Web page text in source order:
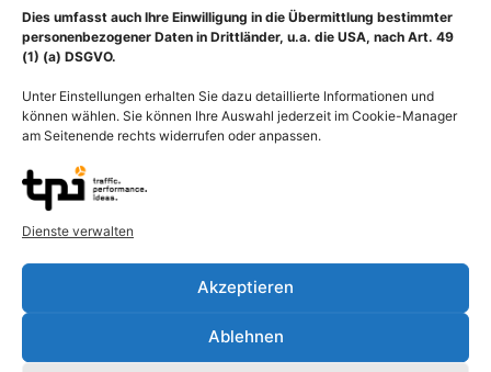
Dies umfasst auch Ihre Einwilligung in die Übermittlung bestimmter
personenbezogener Daten in Drittländer, u.a. die USA, nach Art. 49
(1) (a) DSGVO.
Unter Einstellungen erhalten Sie dazu detaillierte Informationen und
können wählen. Sie können Ihre Auswahl jederzeit im Cookie-Manager
am Seitenende rechts widerrufen oder anpassen.
Dienste verwalten
Akzeptieren
Ablehnen
Beschreibung
Darstellung Magen mit Magenband, eine medizinische
Behandlungsmethode bei krankhafter Adipositas, die durch